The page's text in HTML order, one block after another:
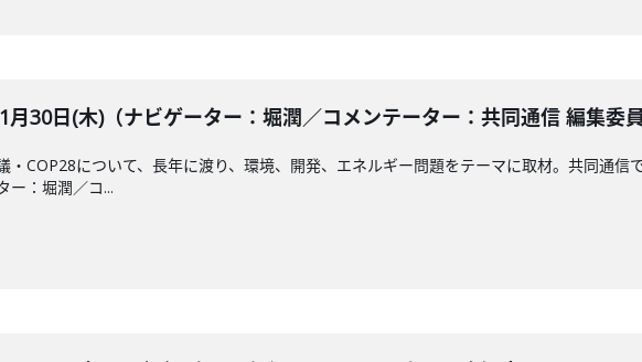
月30日(木)（ナビゲーター：堀潤／コメンテーター：共同通信 編集委
・COP28について、長年に渡り、環境、開発、エネルギー問題をテーマに取材。共同通信
ー：堀潤／コ...